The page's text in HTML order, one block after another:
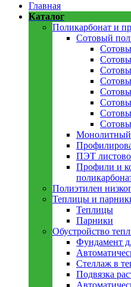
Главная
Каталог
Поликарбонат и
Сотовый
Монолитный
ПЭТ
Профили и
Полиэтилен
Теплицы и
Теплицы
Парники
Обустройство
Фундамент
Стеллаж в
Подвязка